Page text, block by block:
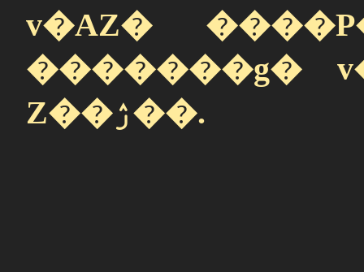
v�AZ�
�������g�
Z��ۯ��.